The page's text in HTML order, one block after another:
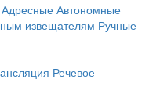
Адресные Автономные
извещателям Ручные
Речевое